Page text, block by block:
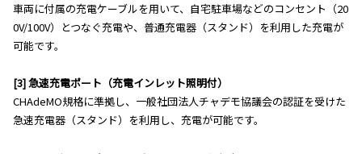
車両に付属の充電ケーブルを用いて、自宅駐車場などのコンセント（20
0V/100V）とつなぐ充電や、普通充電器（スタンド）を利用した充電が
可能です。
[3] 急速充電ポート（充電インレット照明付）
CHAdeMO規格に準拠し、一般社団法人チャデモ協議会の認証を受けた
急速充電器（スタンド）を利用し、充電が可能です。